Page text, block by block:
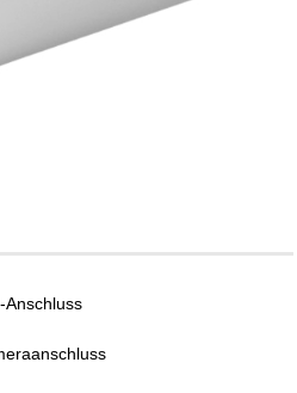
Anschluss